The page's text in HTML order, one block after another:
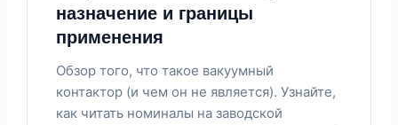
назначение и границы
применения
Обзор того, что такое вакуумный
контактор (и чем он не является). Узнайте,
как читать номиналы на заводской